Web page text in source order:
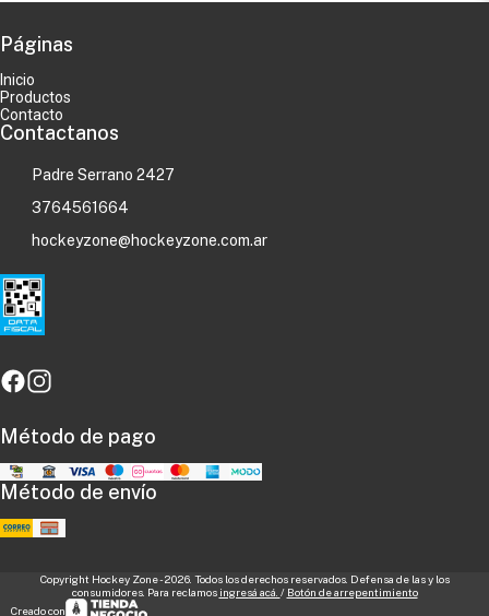
Páginas
Inicio
Productos
Contacto
Contactanos
Padre Serrano 2427
3764561664
hockeyzone@hockeyzone.com.ar
Método de pago
Método de envío
Copyright Hockey Zone - 2026. Todos los derechos reservados. Defensa de las y los
consumidores. Para reclamos ingresá acá. / Botón de arrepentimiento
Creado con